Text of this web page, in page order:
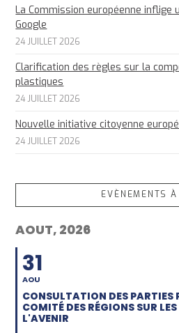
La Commission européenne inflige
Google
24 JUILLET 2026
Clarification des règles sur la
plastiques
24 JUILLET 2026
Nouvelle initiative citoyenne
24 JUILLET 2026
EVÈNEMENTS
AOUT, 2026
31
AOU
CONSULTATION DES PARTIES
COMITÉ DES RÉGIONS SUR
L'AVENIR